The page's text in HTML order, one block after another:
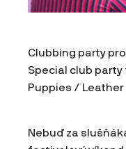
Clubbing party
Special club
Puppies / Leather
Nebuď za